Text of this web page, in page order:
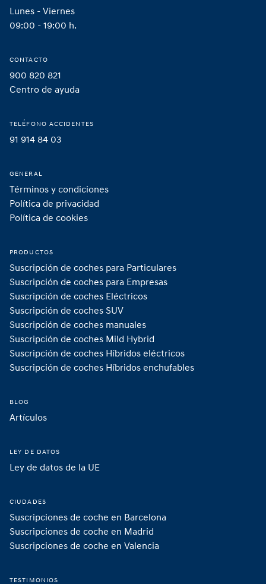
Lunes - Viernes
09:00 - 19:00 h.
CONTACTO
900 820 821
Centro de ayuda
TELÉFONO ACCIDENTES
91 914 84 03
GENERAL
Términos y condiciones
Política de privacidad
Política de cookies
PRODUCTOS
Suscripción de coches para Particulares
Suscripción de coches para Empresas
Suscripción de coches Eléctricos
Suscripción de coches SUV
Suscripción de coches manuales
Suscripción de coches Mild Hybrid
Suscripción de coches Híbridos eléctricos
Suscripción de coches Híbridos enchufables
BLOG
Artículos
LEY DE DATOS
Ley de datos de la UE
CIUDADES
Suscripciones de coche en Barcelona
Suscripciones de coche en Madrid
Suscripciones de coche en Valencia
TESTIMONIOS